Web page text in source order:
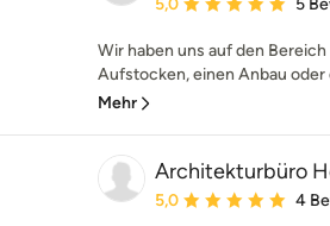
Wir haben uns auf den
Aufstocken, einen Anbau oder
Mehr
Architekturbüro
Durchschnittliche
5,0 4